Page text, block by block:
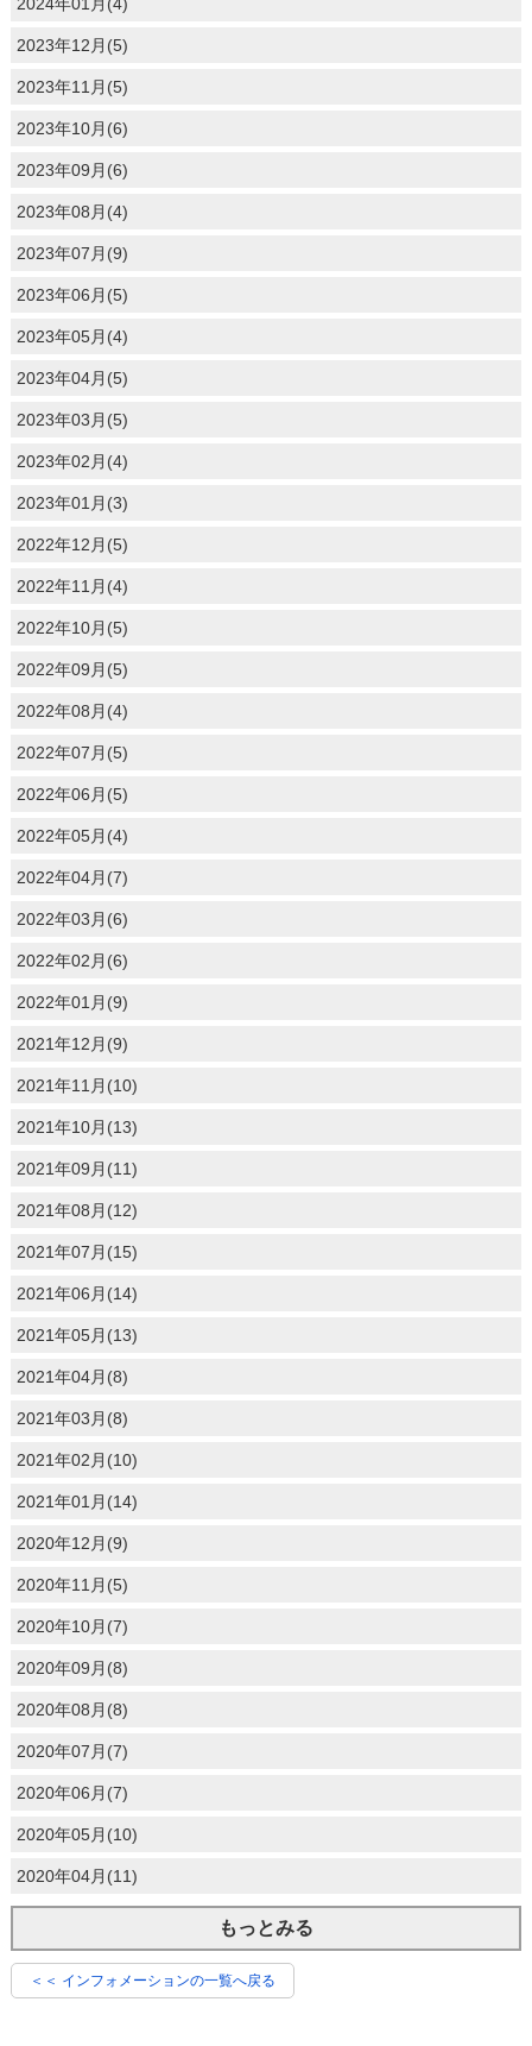
2023年12月(5)
2023年11月(5)
2023年10月(6)
2023年09月(6)
2023年08月(4)
2023年07月(9)
2023年06月(5)
2023年05月(4)
2023年04月(5)
2023年03月(5)
2023年02月(4)
2023年01月(3)
2022年12月(5)
2022年11月(4)
2022年10月(5)
2022年09月(5)
2022年08月(4)
2022年07月(5)
2022年06月(5)
2022年05月(4)
2022年04月(7)
2022年03月(6)
2022年02月(6)
2022年01月(9)
2021年12月(9)
2021年11月(10)
2021年10月(13)
2021年09月(11)
2021年08月(12)
2021年07月(15)
2021年06月(14)
2021年05月(13)
2021年04月(8)
2021年03月(8)
2021年02月(10)
2021年01月(14)
2020年12月(9)
2020年11月(5)
2020年10月(7)
2020年09月(8)
2020年08月(8)
2020年07月(7)
2020年06月(7)
2020年05月(10)
2020年04月(11)
もっとみる
＜＜ インフォメーションの一覧へ戻る